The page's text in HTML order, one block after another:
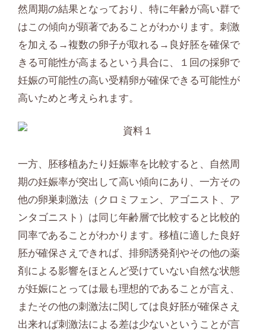
然周期の結果となっており、特に年齢が高い群で
はこの傾向が顕著であることがわかります。刺激
を加える→複数の卵子が取れる→良好胚を確保で
きる可能性が高まるという具合に、１回の採卵で
妊娠の可能性の高い受精卵が確保できる可能性が
高いためと考えられます。
一方、胚移植あたり妊娠率を比較すると、自然周
期の妊娠率が突出して高い傾向にあり、一方その
他の卵巣刺激法（クロミフェン、アゴニスト、ア
ンタゴニスト）は同じ年齢層で比較すると比較的
同率であることがわかります。移植に適した良好
胚が確保さえできれば、排卵誘発剤やその他の薬
剤による影響をほとんど受けていない自然な状態
が妊娠にとっては最も理想的であることが言え、
またその他の刺激法に関しては良好胚が確保さえ
出来れば刺激法による差は少ないということが言